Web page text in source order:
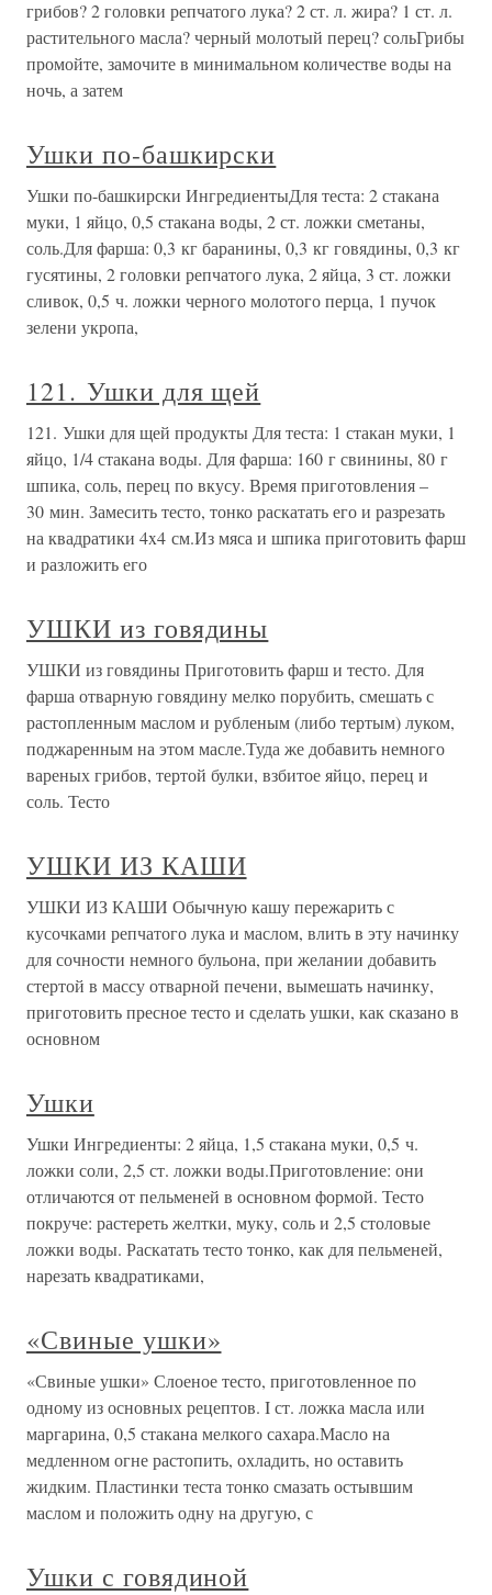
грибов? 2 головки репчатого лука? 2 ст. л. жира? 1 ст. л.
растительного масла? черный молотый перец? сольГрибы
промойте, замочите в минимальном количестве воды на
ночь, а затем
Ушки по-башкирски
Ушки по-башкирски ИнгредиентыДля теста: 2 стакана
муки, 1 яйцо, 0,5 стакана воды, 2 ст. ложки сметаны,
соль.Для фарша: 0,3 кг баранины, 0,3 кг говядины, 0,3 кг
гусятины, 2 головки репчатого лука, 2 яйца, 3 ст. ложки
сливок, 0,5 ч. ложки черного молотого перца, 1 пучок
зелени укропа,
121. Ушки для щей
121. Ушки для щей продукты Для теста: 1 стакан муки, 1
яйцо, 1/4 стакана воды. Для фарша: 160 г свинины, 80 г
шпика, соль, перец по вкусу. Время приготовления –
30 мин. Замесить тесто, тонко раскатать его и разрезать
на квадратики 4x4 см.Из мяса и шпика приготовить фарш
и разложить его
УШКИ из говядины
УШКИ из говядины Приготовить фарш и тесто. Для
фарша отварную говядину мелко порубить, смешать с
растопленным маслом и рубленым (либо тертым) луком,
поджаренным на этом масле.Туда же добавить немного
вареных грибов, тертой булки, взбитое яйцо, перец и
соль. Тесто
УШКИ ИЗ КАШИ
УШКИ ИЗ КАШИ Обычную кашу пережарить с
кусочками репчатого лука и маслом, влить в эту начинку
для сочности немного бульона, при желании добавить
стертой в массу отварной печени, вымешать начинку,
приготовить пресное тесто и сделать ушки, как сказано в
основном
Ушки
Ушки Ингредиенты: 2 яйца, 1,5 стакана муки, 0,5 ч.
ложки соли, 2,5 ст. ложки воды.Приготовление: они
отличаются от пельменей в основном формой. Тесто
покруче: растереть желтки, муку, соль и 2,5 столовые
ложки воды. Раскатать тесто тонко, как для пельменей,
нарезать квадратиками,
«Свиные ушки»
«Свиные ушки» Слоеное тесто, приготовленное по
одному из основных рецептов. I ст. ложка масла или
маргарина, 0,5 стакана мелкого сахара.Масло на
медленном огне растопить, охладить, но оставить
жидким. Пластинки теста тонко смазать остывшим
маслом и положить одну на другую, с
Ушки с говядиной